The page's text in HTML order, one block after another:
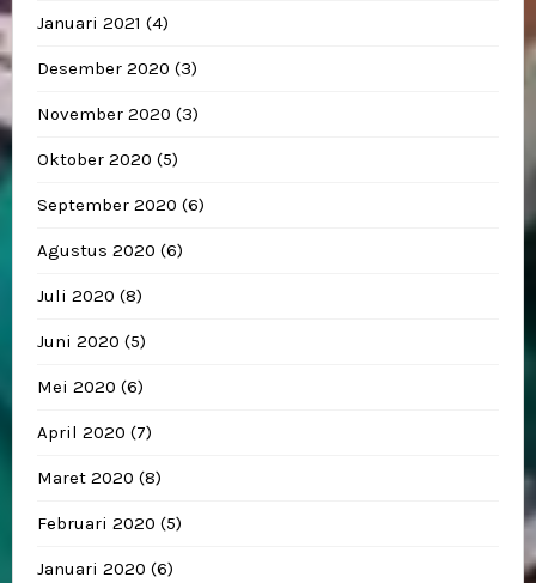
Januari 2021 (4)
Desember 2020 (3)
November 2020 (3)
Oktober 2020 (5)
September 2020 (6)
Agustus 2020 (6)
Juli 2020 (8)
Juni 2020 (5)
Mei 2020 (6)
April 2020 (7)
Maret 2020 (8)
Februari 2020 (5)
Januari 2020 (6)